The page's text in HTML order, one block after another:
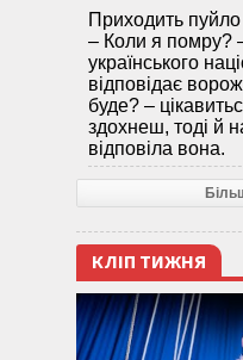
Приходить
– Коли я помру?
українського
відповідає
буде? –
здохнеш, тоді й
відповіла вона.
КЛІП ТИЖНЯ